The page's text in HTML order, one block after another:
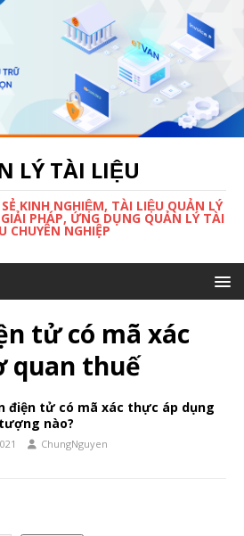
LÝ TÀI LIỆU
KINH NGHIỆM, TÀI LIỆU QUẢN LÝ
PHÁP, ỨNG DỤNG QUẢN LÝ TÀI
CHUYÊN NGHIỆP
tử có mã xác
quan thuế
điện tử có mã xác thực áp dụng
nào?
ChungNguyen